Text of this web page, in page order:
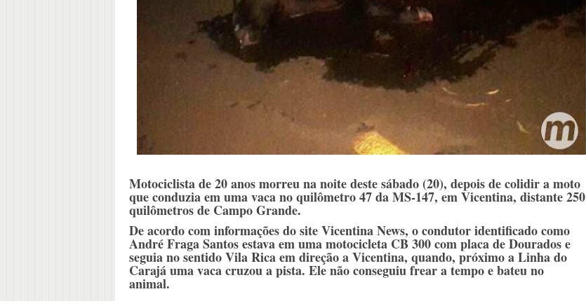
Motociclista de 20 anos morreu na noite deste sábado (20), depois de colidir a moto
que conduzia em uma vaca no quilômetro 47 da MS-147, em Vicentina, distante 250
quilômetros de Campo Grande.
De acordo com informações do site Vicentina News, o condutor identificado como
André Fraga Santos estava em uma motocicleta CB 300 com placa de Dourados e
seguia no sentido Vila Rica em direção a Vicentina, quando, próximo a Linha do
Carajá uma vaca cruzou a pista. Ele não conseguiu frear a tempo e bateu no
animal.